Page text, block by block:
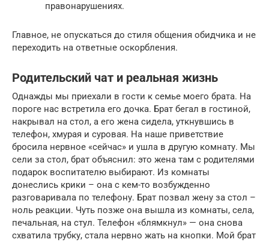
правонарушениях.
Главное, не опускаться до стиля общения обидчика и не
переходить на ответные оскорбления.
Родительский чат и реальная жизнь
Однажды мы приехали в гости к семье моего брата. На
пороге нас встретила его дочка. Брат бегал в гостиной,
накрывал на стол, а его жена сидела, уткнувшись в
телефон, хмурая и суровая. На наше приветствие
бросила нервное «сейчас» и ушла в другую комнату. Мы
сели за стол, брат объяснил: это жена там с родителями
подарок воспитателю выбирают. Из комнаты
донеслись крики – она с кем-то возбужденно
разговаривала по телефону. Брат позвал жену за стол –
ноль реакции. Чуть позже она вышла из комнаты, села,
печальная, на стул. Телефон «блямкнул» — она снова
схватила трубку, стала нервно жать на кнопки. Мой брат